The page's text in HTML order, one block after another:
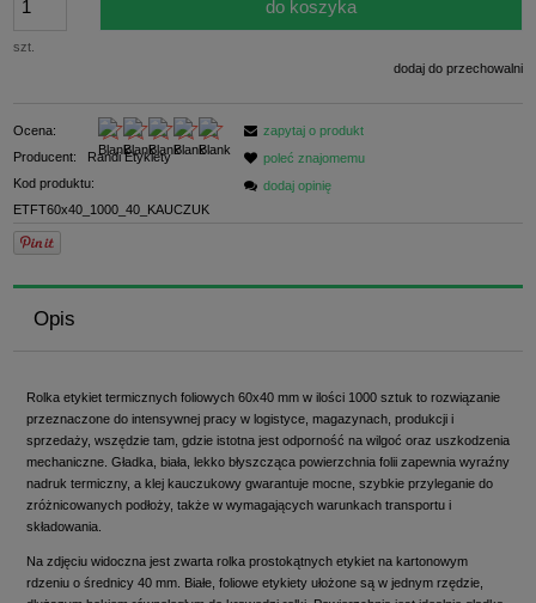
szt.
do koszyka
dodaj do przechowalni
Ocena:
Producent:
Randi Etykiety
Kod produktu:
ETFT60x40_1000_40_KAUCZUK
zapytaj o produkt
poleć znajomemu
dodaj opinię
Opis
Rolka etykiet termicznych foliowych 60x40 mm w ilości 1000 sztuk to rozwiązanie
przeznaczone do intensywnej pracy w logistyce, magazynach, produkcji i
sprzedaży, wszędzie tam, gdzie istotna jest odporność na wilgoć oraz uszkodzenia
mechaniczne. Gładka, biała, lekko błyszcząca powierzchnia folii zapewnia wyraźny
nadruk termiczny, a klej kauczukowy gwarantuje mocne, szybkie przyleganie do
zróżnicowanych podłoży, także w wymagających warunkach transportu i
składowania.
Na zdjęciu widoczna jest zwarta rolka prostokątnych etykiet na kartonowym
rdzeniu o średnicy 40 mm. Białe, foliowe etykiety ułożone są w jednym rzędzie,